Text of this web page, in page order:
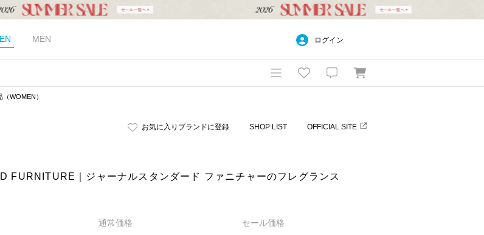
MEN ログイン
WOMEN）
お気に入りブランドに登録 SHOP LIST OFFICIAL SITE
FURNITURE｜ジャーナルスタンダード ファニチャーのフレグランス
通常価格 セール価格